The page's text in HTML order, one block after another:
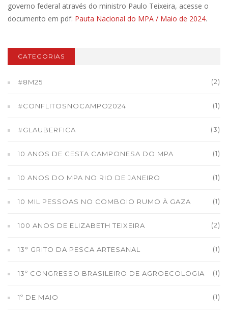
governo federal através do ministro Paulo Teixeira, acesse o
documento em pdf: Pauta Nacional do MPA / Maio de 2024.
CATEGORIAS
#8M25 (2)
#CONFLITOSNOCAMPO2024 (1)
#GLAUBERFICA (3)
10 ANOS DE CESTA CAMPONESA DO MPA (1)
10 ANOS DO MPA NO RIO DE JANEIRO (1)
10 MIL PESSOAS NO COMBOIO RUMO À GAZA (1)
100 ANOS DE ELIZABETH TEIXEIRA (2)
13° GRITO DA PESCA ARTESANAL (1)
13º CONGRESSO BRASILEIRO DE AGROECOLOGIA (1)
1º DE MAIO (1)